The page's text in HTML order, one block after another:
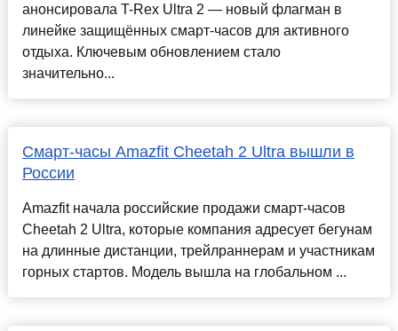
анонсировала T-Rex Ultra 2 — новый флагман в
линейке защищённых смарт-часов для активного
отдыха. Ключевым обновлением стало
значительно...
Смарт-часы Amazfit Cheetah 2 Ultra вышли в
России
Amazfit начала российские продажи смарт-часов
Cheetah 2 Ultra, которые компания адресует бегунам
на длинные дистанции, трейлраннерам и участникам
горных стартов. Модель вышла на глобальном ...